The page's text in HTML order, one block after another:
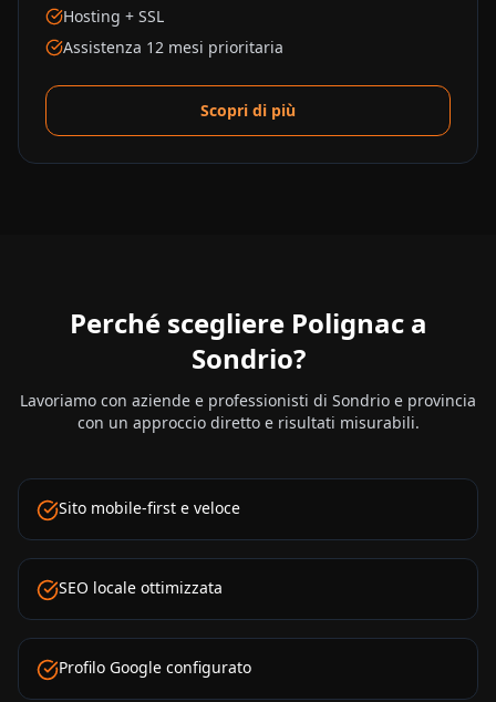
Hosting + SSL
Assistenza 12 mesi prioritaria
Scopri di più
Perché scegliere Polignac a
Sondrio?
Lavoriamo con aziende e professionisti di Sondrio e provincia
con un approccio diretto e risultati misurabili.
Sito mobile-first e veloce
SEO locale ottimizzata
Profilo Google configurato